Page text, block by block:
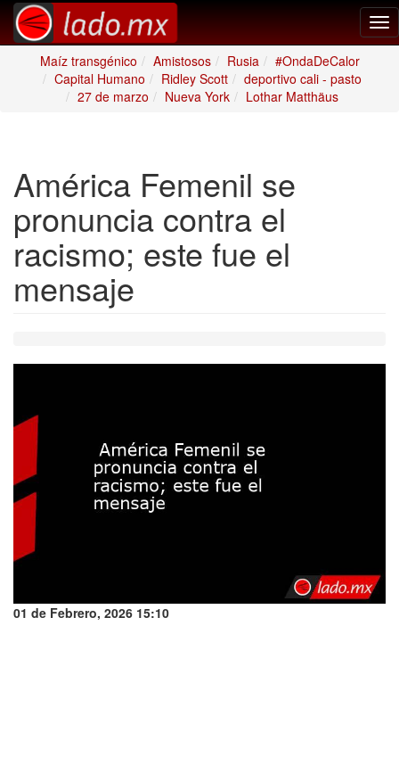
Maíz transgénico
Amistosos Rusia
#OndaDeCalor
Capital Humano
Ridley Scott
deportivo cali - pasto
27 de marzo
Nueva York Lothar Matthäus
América Femenil se
pronuncia contra el
racismo; este fue el
mensaje
01 de Febrero, 2026 15:10